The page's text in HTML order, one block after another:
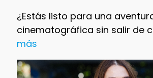
¿Estás listo para una
cinematográfica sin salir de
más